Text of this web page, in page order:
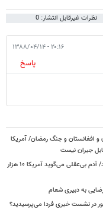
نظرات غیرقابل انتشار: 0
۲۰:۱۶ - ۱۳۸۸/۰۴/۱۴
پاسخ
افغانستان و جنگ رمضان/ آمریکا
علم‌الهدی: آنها که از اتمام جنگ می‌گویند مثل منافقین‌اند/ آدم بی‌عقلی می‌گوید آمریکا ۱۰ هزار
به دبیری شعام
در نشست خبری فردا می‌پرسیدید؟